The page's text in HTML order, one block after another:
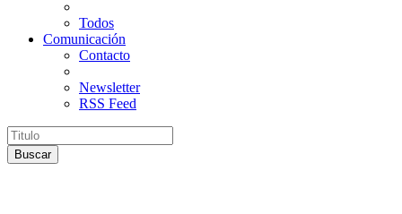
Todos
Comunicación
Contacto
Newsletter
RSS Feed
Buscar